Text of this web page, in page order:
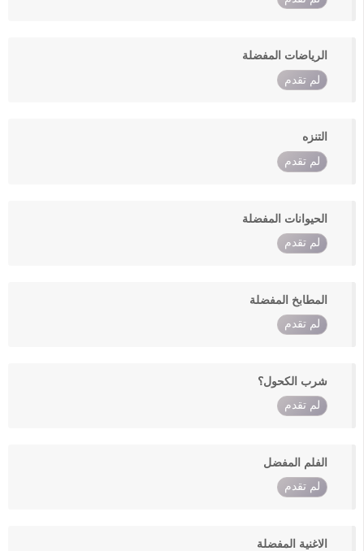
الرياضات المفضلة
لم تقدم
التنزه
لم تقدم
الحيوانات المفضلة
لم تقدم
المطابخ المفضلة
لم تقدم
شرب الكحول؟
لم تقدم
الفلم المفضل
لم تقدم
الاغنية المفضلة